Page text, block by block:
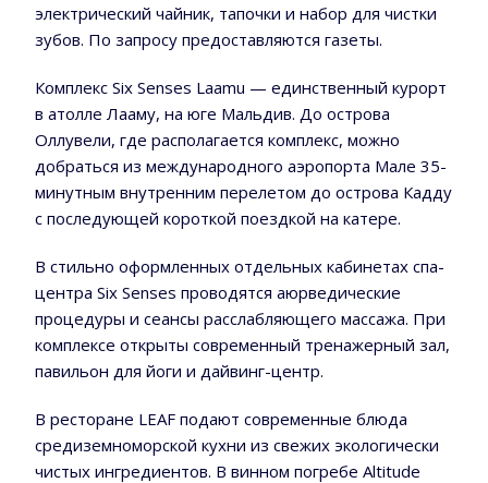
электрический чайник, тапочки и набор для чистки
зубов. По запросу предоставляются газеты.
Комплекс Six Senses Laamu — единственный курорт
в атолле Лааму, на юге Мальдив. До острова
Оллувели, где располагается комплекс, можно
добраться из международного аэропорта Мале 35-
минутным внутренним перелетом до острова Кадду
с последующей короткой поездкой на катере.
В стильно оформленных отдельных кабинетах спа-
центра Six Senses проводятся аюрведические
процедуры и сеансы расслабляющего массажа. При
комплексе открыты современный тренажерный зал,
павильон для йоги и дайвинг-центр.
В ресторане LEAF подают современные блюда
средиземноморской кухни из свежих экологически
чистых ингредиентов. В винном погребе Altitude